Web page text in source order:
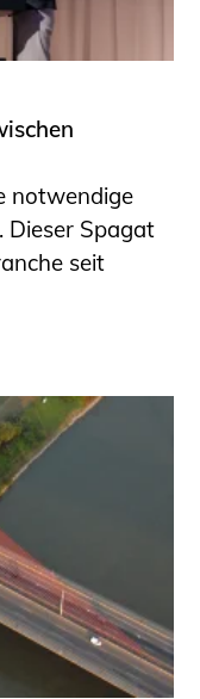
notwendige
Dieser Spagat
seit